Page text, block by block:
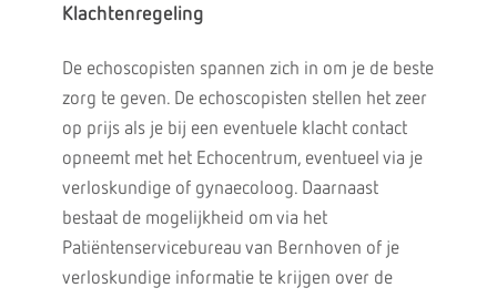
Klachtenregeling
De echoscopisten spannen zich in om je de beste
zorg te geven. De echoscopisten stellen het zeer
op prijs als je bij een eventuele klacht contact
opneemt met het Echocentrum, eventueel via je
verloskundige of gynaecoloog. Daarnaast
bestaat de mogelijkheid om via het
Patiëntenservicebureau van Bernhoven of je
verloskundige informatie te krijgen over de